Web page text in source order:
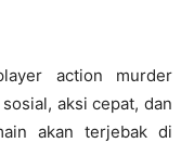
action murder
aksi cepat, dan
akan terjebak di